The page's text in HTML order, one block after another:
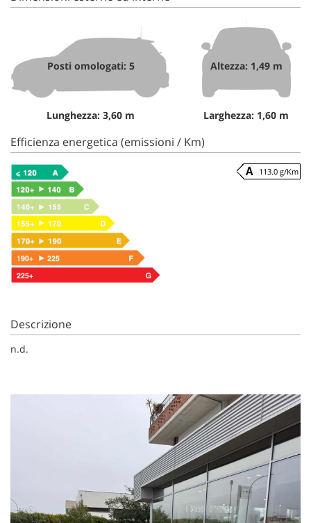
Posti omologati: 5
Lunghezza: 3,60 m
Altezza: 1,49 m
Larghezza: 1,60 m
Efficienza energetica (emissioni / Km)
113.0 g/Km
Descrizione
n.d.